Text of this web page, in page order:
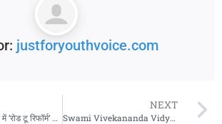
justforyouthvoice.com
आईआईएम रायपुर में ‘रोड टू रिफॉर्म’ की विशेष स्क्रीनिंग: कैदियों के पुनर्वास पर केंद्रित प्रेरणादायक फिल्म
NEXT
Swami Vivekananda Vidya Mandir Hosts Sports Festival: Piyush and Bhavya Sharma Win Best Player Titles